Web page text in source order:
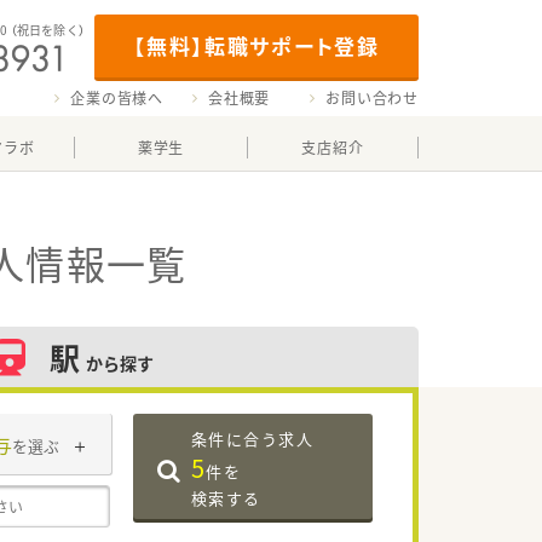
【無料】転職サポート登録
（祝日を除く）
企業の皆様へ 会社概要 お問い合わせ
ボ 薬学生 支店紹介
情報一覧
駅 から探す
を選ぶ 条件に合う求人
5件を
検索する